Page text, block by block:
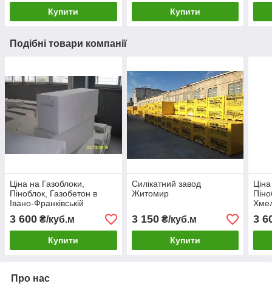
Купити Купити
Подібні товари компанії
Ціна на Газоблоки,
Піноблок, Газобетон в
Івано-Франківській
області, на Аерок Обухів
Березань
3 600 ₴/куб.м
Купити
Силікатний завод
Житомир
3 150₴/куб.м
Купити
3
Про нас